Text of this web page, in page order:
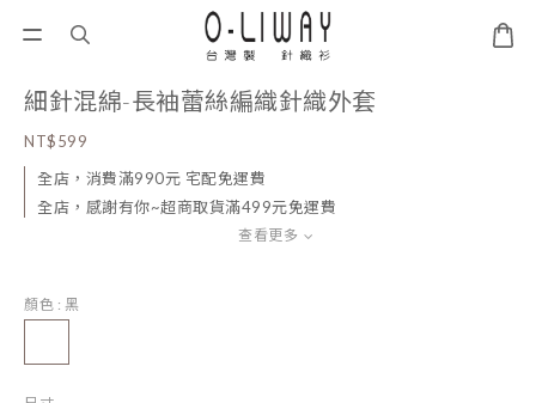
細針混綿-長袖蕾絲編織針織外套
NT$599
全店，消費滿990元 宅配免運費
全店，感謝有你~超商取貨滿499元免運費
查看更多
顏色 : 黑